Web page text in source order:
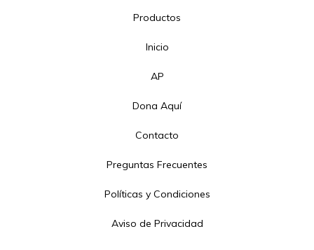
Productos
Inicio
AP
Dona Aquí
Contacto
Preguntas Frecuentes
Políticas y Condiciones
Aviso de Privacidad